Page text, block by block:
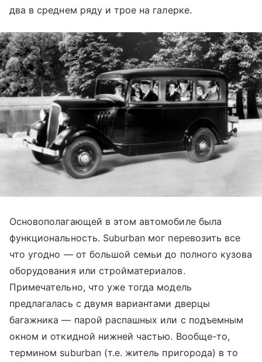
два в среднем ряду и трое на галерке.
Основополагающей в этом автомобиле была
функциональность. Suburban мог перевозить все
что угодно — от большой семьи до полного кузова
оборудования или стройматериалов.
Примечательно, что уже тогда модель
предлагалась с двумя вариантами дверцы
багажника — парой распашных или с подъемным
окном и откидной нижней частью. Вообще-то,
термином suburban (т.е. житель пригорода) в то